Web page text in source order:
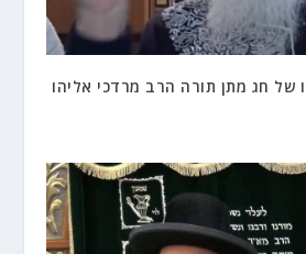
של חג מתן תורה הרב מרדכי אליהו